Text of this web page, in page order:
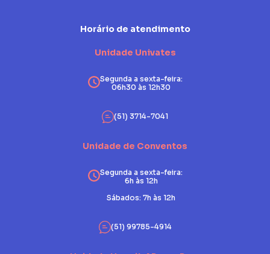
Horário de atendimento
Unidade Univates
Segunda a sexta-feira:
06h30 às 12h30
(51) 3714-7041
Unidade de Conventos
Segunda a sexta-feira:
6h às 12h
Sábados: 7h às 12h
(51) 99785-4914